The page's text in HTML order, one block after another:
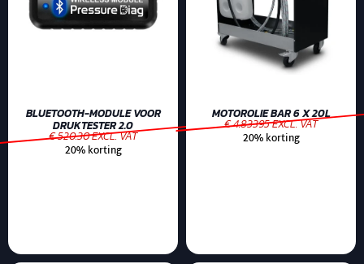
BLUETOOTH-MODULE VOOR
DRUKTESTER 2.0
€ 520.30 EXCL. VAT
20% korting
MOTOROLIE BAR 6 X 20L
€ 4.83395 EXCL. VAT
20% korting